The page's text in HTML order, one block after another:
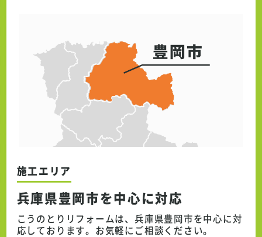
施工エリア
兵庫県豊岡市を中心に対応
こうのとりリフォームは、兵庫県豊岡市を中心に対
応しております。 お気軽にご相談ください。